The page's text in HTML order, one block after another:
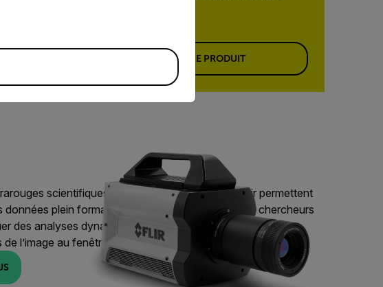
VOIR LE PRODUIT
scientifiques de nouvelle génération de Flir permettent
données plein format à grande vitesse, afin que les chercheurs
des analyses dynamiques sur l’ensemble de leur cible sans
l’image au fenêtrage.